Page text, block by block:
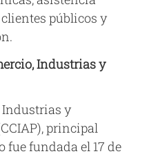
públicos y
Industrias y
Industrias y
principal
fue fundada el 17 de